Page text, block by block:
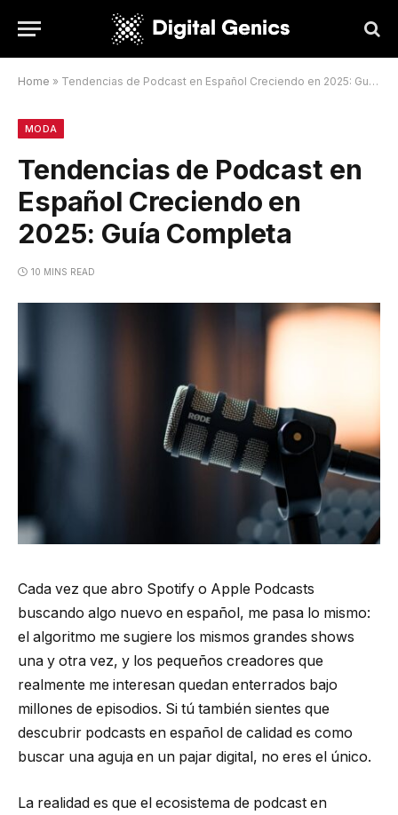
Home » Tendencias de Podcast en Español Creciendo en 2025: Guía Completa
MODA
Tendencias de Podcast en
Español Creciendo en
2025: Guía Completa
10 MINS READ
Cada vez que abro Spotify o Apple Podcasts
buscando algo nuevo en español, me pasa lo mismo:
el algoritmo me sugiere los mismos grandes shows
una y otra vez, y los pequeños creadores que
realmente me interesan quedan enterrados bajo
millones de episodios. Si tú también sientes que
descubrir podcasts en español de calidad es como
buscar una aguja en un pajar digital, no eres el único.
La realidad es que el ecosistema de podcast en